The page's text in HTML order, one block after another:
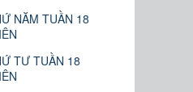
NĂM TUẦN 18
TƯ TUẦN 18